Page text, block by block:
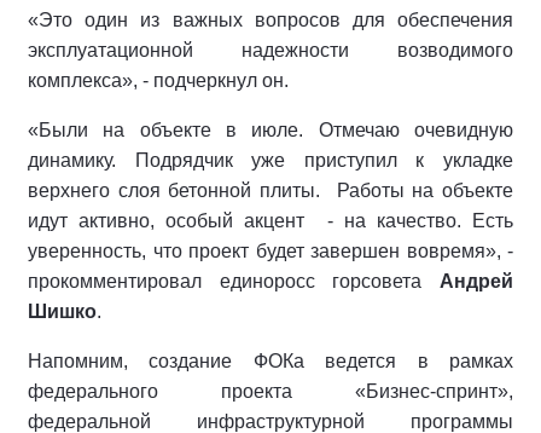
«Это один из важных вопросов для обеспечения
эксплуатационной надежности возводимого
комплекса», - подчеркнул он.
«Были на объекте в июле. Отмечаю очевидную
динамику. Подрядчик уже приступил к укладке
верхнего слоя бетонной плиты. Работы на объекте
идут активно, особый акцент - на качество. Есть
уверенность, что проект будет завершен вовремя», -
прокомментировал единоросс горсовета Андрей
Шишко.
Напомним, создание ФОКа ведется в рамках
федерального проекта «Бизнес-спринт»,
федеральной инфраструктурной программы